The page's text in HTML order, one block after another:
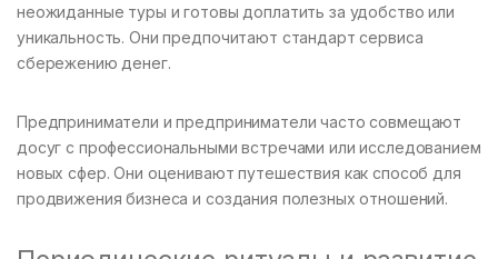
неожиданные туры и готовы доплатить за удобство или
уникальность. Они предпочитают стандарт сервиса
сбережению денег.
Предприниматели и предприниматели часто совмещают
досуг с профессиональными встречами или исследованием
новых сфер. Они оценивают путешествия как способ для
продвижения бизнеса и создания полезных отношений.